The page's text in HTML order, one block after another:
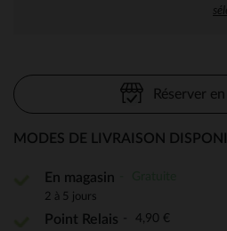
Réserver
MODES DE LIVRAISON
En magasin
2 à 5 jours
Point Relais 4,90 €